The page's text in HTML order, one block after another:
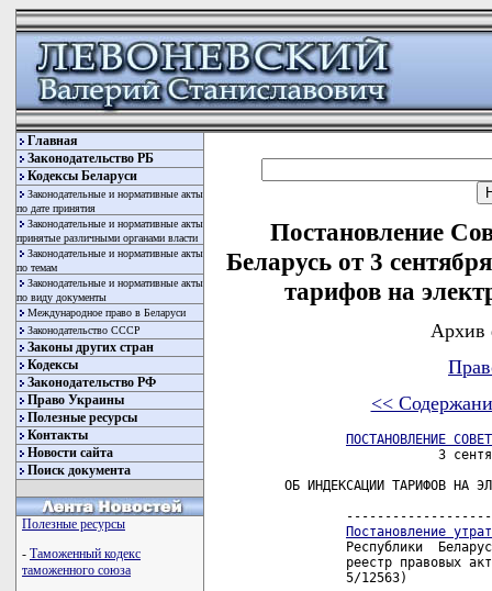
Главная
Законодательство РБ
Кодексы Беларуси
Законодательные и нормативные акты
по дате принятия
Законодательные и нормативные акты
принятые различными органами власти
Законодательные и нормативные акты
по темам
Законодательные и нормативные акты
по виду документы
Международное право в Беларуси
Законодательство СССР
Законы других стран
Кодексы
Законодательство РФ
Право Украины
Полезные ресурсы
Контакты
Новости сайта
Поиск документа
Полезные ресурсы
- Таможенный кодекс
таможенного союза
Постановление
Беларусь от 3
тарифов на
Архив
<<
ПОСТАНОВЛЕНИЕ
3
ОБ ИНДЕКСАЦИИ ТАРИФОВ НА
Постановление
Республики
реестр правовых
         5/12563)